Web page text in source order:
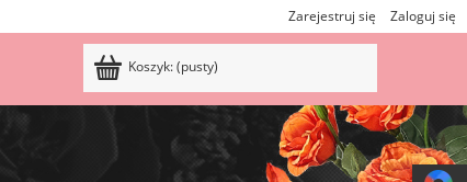
Zarejestruj się Zaloguj się
Koszyk:(pusty)